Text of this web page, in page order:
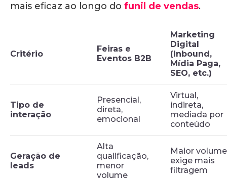
mais eficaz ao longo do funil de vendas.
Critério
Feiras e
Eventos B2B
Marketing
Digital
(Inbound,
Mídia Paga,
SEO, etc.)
Tipo de
interação
Presencial,
direta,
emocional
Virtual,
indireta,
mediada por
conteúdo
Geração de
leads
Alta
qualificação,
menor
volume
Maior
exige mais
filtragem